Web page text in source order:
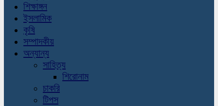
শিক্ষাঙ্গন
ইসলামিক
কৃষি
সম্পাদকীয়
অন্যান্য
সাহিত্য
শিরোনাম
চাকরি
টিপস